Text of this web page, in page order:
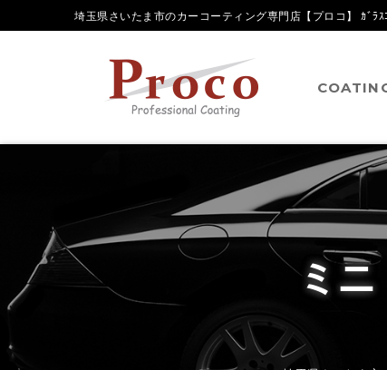
埼玉県さいたま市のカーコーティング専門店【プロコ】 ｶﾞ
ミ